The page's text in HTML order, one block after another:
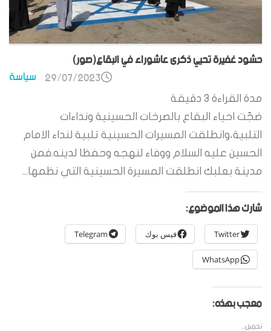
حشود غفيرة تحيي ذكرى عاشوراء في البقاع(صور)
سياسة 29/07/2023
مدة القراءة 3 دقيقة
ضجّت احياء البقاع بالصرخات الحسينية ونداءات
التلبية،وانطلقت المسيرات الحسينية تلبية لنداء الامام
الحسين عليه السلام ووفاء لنهجه وحفظا لدينه.فمن
مدينة بعلبك انطلقت المسيرة الحسينية التي نظمها...
شارك هذا الموضوع:
Twitter فيس بوك Telegram
WhatsApp
معجب بهذه:
تحميل...